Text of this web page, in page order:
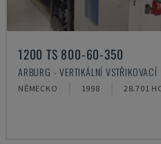
1200 TS 800-60-350
ARBURG - VERTIKÁLNÍ VSTŘIKOVACÍ
NĚMECKO 1998 28.701